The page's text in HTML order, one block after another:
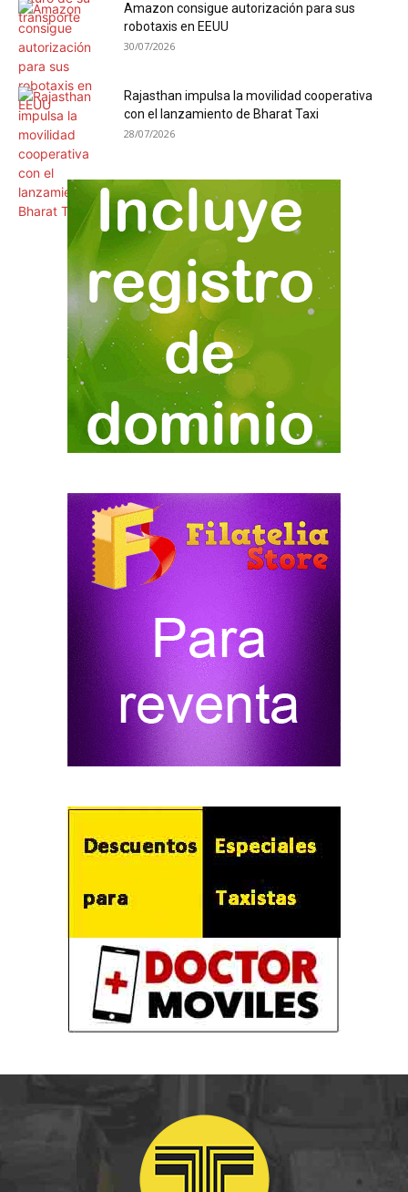
Amazon consigue autorización para sus
robotaxis en EEUU
30/07/2026
Rajasthan impulsa la movilidad cooperativa
con el lanzamiento de Bharat Taxi
28/07/2026